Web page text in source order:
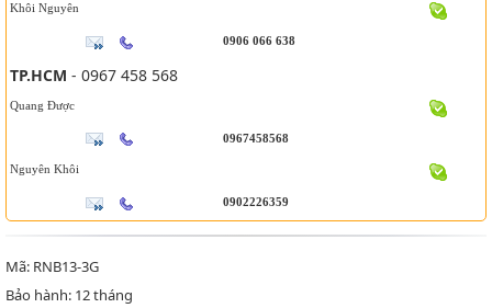
Khôi Nguyên
0906 066 638
TP.HCM - 0967 458 568
Quang Được
0967458568
Nguyên Khôi
0902226359
Mã: RNB13-3G
Bảo hành: 12 tháng